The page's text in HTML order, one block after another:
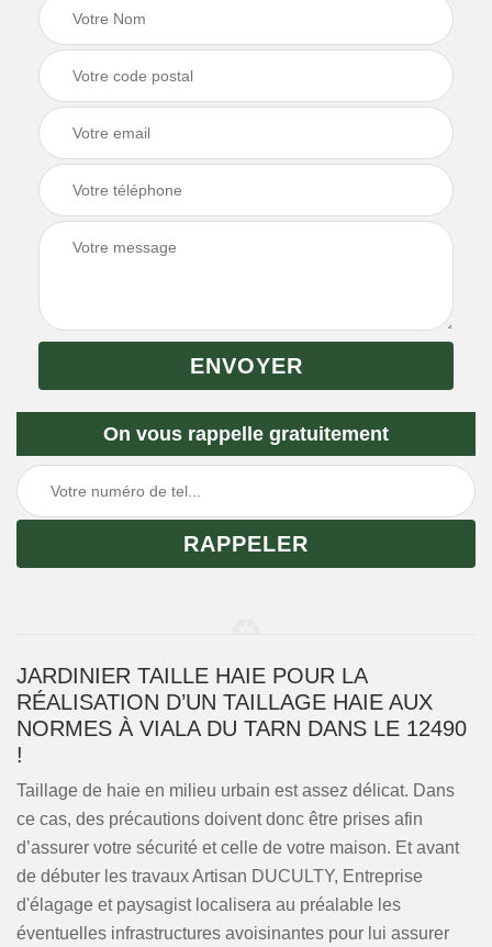
On vous rappelle gratuitement
JARDINIER TAILLE HAIE POUR LA
RÉALISATION D’UN TAILLAGE HAIE AUX
NORMES À VIALA DU TARN DANS LE 12490
!
Taillage de haie en milieu urbain est assez délicat. Dans
ce cas, des précautions doivent donc être prises afin
d’assurer votre sécurité et celle de votre maison. Et avant
de débuter les travaux Artisan DUCULTY, Entreprise
d'élagage et paysagist localisera au préalable les
éventuelles infrastructures avoisinantes pour lui assurer